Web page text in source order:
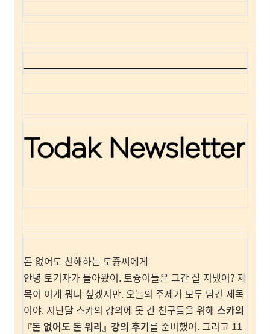
돈 없어도 친해하는 토즁씨에게
안녕 토기자가 돌아왔어. 토즁이들은 그간 잘 지냈어? 제
목이 이게 뭐냐 싶겠지만. 오늘의 주제가 모두 담긴 제목
이야. 지난달 스카의 강의에 못 간 친구들을 위해 스카의
『돈 없어도 돈 워리』 강의 후기를 준비했어. 그리고 11